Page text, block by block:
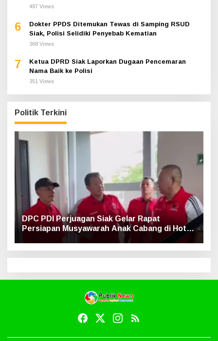
487 Views
6
Dokter PPDS Ditemukan Tewas di Samping RSUD
Siak, Polisi Selidiki Penyebab Kematian
368 Views
7
Ketua DPRD Siak Laporkan Dugaan Pencemaran
Nama Baik ke Polisi
351 Views
Politik Terkini
DPC PDI Perjuagan Siak Gelar Rapat
Persiapan Musyawarah Anak Cabang di Hotel